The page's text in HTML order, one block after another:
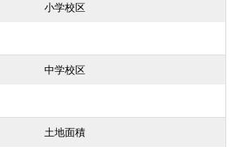
小学校区
中学校区
土地面積